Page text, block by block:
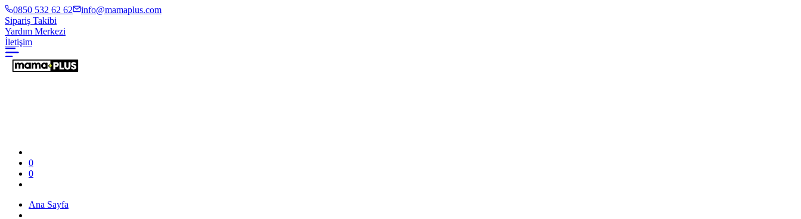
0850 532 62 62
info@mamaplus.com
Sipariş Takibi
Yardım Merkezi
İletişim
0
0
Ana Sayfa